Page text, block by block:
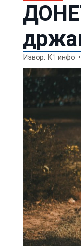
Извор: К1 инфо